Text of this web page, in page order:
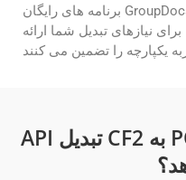
برنامه های رایگان GroupDocs.Conversion Cloud عملکرد قابل
نیازهای تبدیل شما ارائه
API تبدیل CF2 به POTM چه کاری می تواند